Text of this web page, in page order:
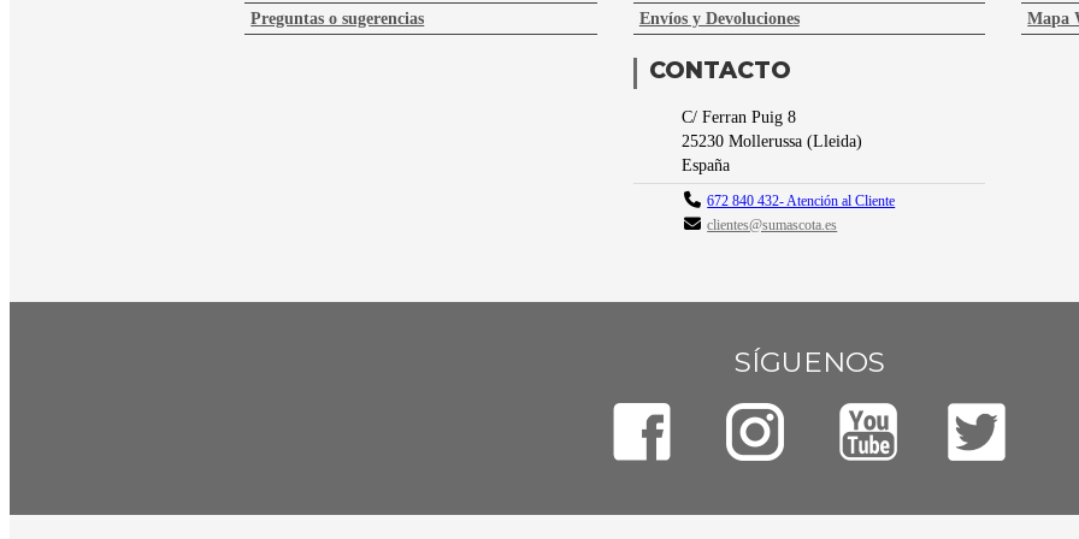
Preguntas o sugerencias Envíos y Devoluciones Mapa
CONTACTO
C/ Ferran Puig 8
25230 Mollerussa(Lleida)
España
672 840 432- Atención al Cliente
clientes@sumascota.es
SÍGUENOS